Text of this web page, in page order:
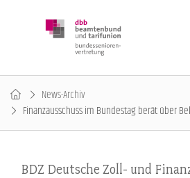
News-Archiv
Finanzausschuss im Bundestag berät über
BDZ Deutsche Zoll- und